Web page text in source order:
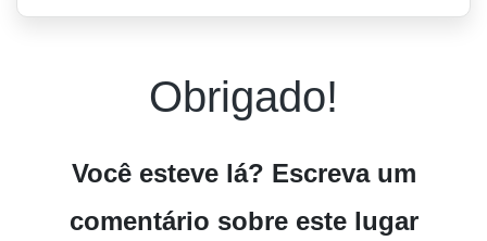
Obrigado!
Você esteve lá? Escreva um
comentário sobre este lugar